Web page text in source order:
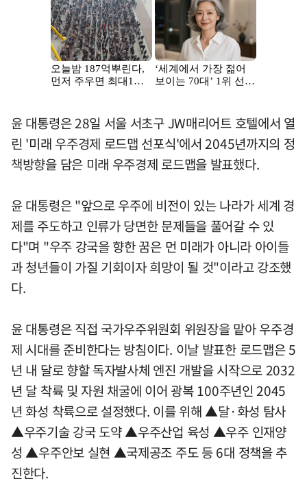
윤 대통령은 28일 서울 서초구 JW매리어트 호텔에서 열
린 '미래 우주경제 로드맵 선포식'에서 2045년까지의 정
책방향을 담은 미래 우주경제 로드맵을 발표했다.
윤 대통령은 "앞으로 우주에 비전이 있는 나라가 세계 경
제를 주도하고 인류가 당면한 문제들을 풀어갈 수 있
다"며 "우주 강국을 향한 꿈은 먼 미래가 아니라 아이들
과 청년들이 가질 기회이자 희망이 될 것"이라고 강조했
다.
윤 대통령은 직접 국가우주위원회 위원장을 맡아 우주경
제 시대를 준비한다는 방침이다. 이날 발표한 로드맵은 5
년 내 달로 향할 독자발사체 엔진 개발을 시작으로 2032
년 달 착륙 및 자원 채굴에 이어 광복 100주년인 2045
년 화성 착륙으로 설정했다. 이를 위해 ▲달·화성 탐사
▲우주기술 강국 도약 ▲우주산업 육성 ▲우주 인재양
성 ▲우주안보 실현 ▲국제공조 주도 등 6대 정책을 추
진한다.